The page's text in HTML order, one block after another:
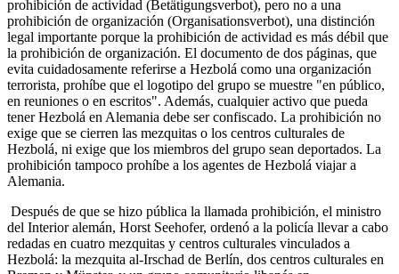
prohibición de actividad (Betätigungsverbot), pero no a una
prohibición de organización (Organisationsverbot), una distinción
legal importante porque la prohibición de actividad es más débil que
la prohibición de organización. El documento de dos páginas, que
evita cuidadosamente referirse a Hezbolá como una organización
terrorista, prohíbe que el logotipo del grupo se muestre "en público,
en reuniones o en escritos". Además, cualquier activo que pueda
tener Hezbolá en Alemania debe ser confiscado. La prohibición no
exige que se cierren las mezquitas o los centros culturales de
Hezbolá, ni exige que los miembros del grupo sean deportados. La
prohibición tampoco prohíbe a los agentes de Hezbolá viajar a
Alemania.
Después de que se hizo pública la llamada prohibición, el ministro
del Interior alemán, Horst Seehofer, ordenó a la policía llevar a cabo
redadas en cuatro mezquitas y centros culturales vinculados a
Hezbolá: la mezquita al-Irschad de Berlín, dos centros culturales en